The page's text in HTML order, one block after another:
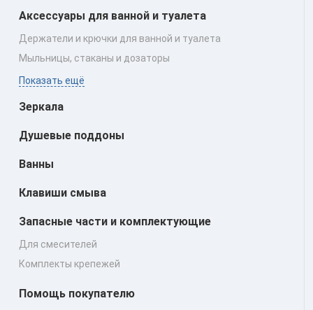
Аксессуары для ванной и туалета
Держатели и крючки для ванной и туалета
Мыльницы, стаканы и дозаторы
Показать ещё
Зеркала
Душевые поддоны
Ванны
Клавиши смыва
Запасные части и комплектующие
Для смесителей
Комплекты крепежей
Помощь покупателю